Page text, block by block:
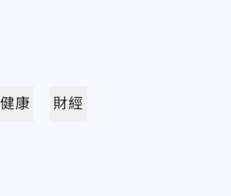
健康 財經